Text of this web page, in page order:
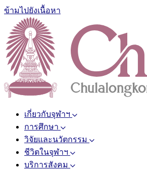
ข้ามไปยังเนื้อหา
เกี่ยวกับจุฬาฯ
การศึกษา
วิจัยและนวัตกรรม
ชีวิตในจุฬาฯ
บริการสังคม